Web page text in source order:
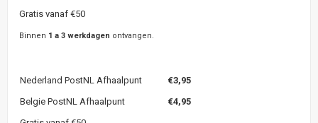
Gratis vanaf €50
Binnen 1 a 3 werkdagen ontvangen.
Nederland PostNL Afhaalpunt €3,95
Belgie PostNL Afhaalpunt
€4,95